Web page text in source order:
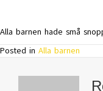
Alla barnen hade små
Posted in Alla barnen